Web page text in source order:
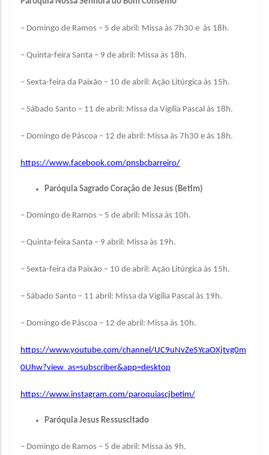
– Domingo de Ramos – 5 de abril: Missa às 7h30 e às 18h.
– Quinta-feira Santa – 9 de abril: Missa às 18h.
– Sexta-feira da Paixão – 10 de abril: Ação Litúrgica às 15h.
– Sábado Santo – 11 de abril: Missa da Vigília Pascal às 18h.
– Domingo de Páscoa – 12 de abril: Missa às 7h30 e às 18h.
https://www.facebook.com/pnsbcbarreiro/
Paróquia Sagrado Coração de Jesus (Betim)
– Domingo de Ramos – 5 de abril: Missa às 10h.
– Quinta-feira Santa – 9 abril: Missa às 19h.
– Sexta-feira da Paixão – 10 de abril: Ação Litúrgica às 15h.
– Sábado Santo – 11 abril: Missa da Vigília Pascal às 19h.
– Domingo de Páscoa – 12 de abril: Missa às 10h.
https://www.youtube.com/channel/UC9uNvZe5YcaOXjtvg0m
0Uhw?view_as=subscriber&app=desktop
https://www.instagram.com/paroquiascjbetim/
Paróquia Jesus Ressuscitado
– Domingo de Ramos – 5 de abril: Missa às 9h.